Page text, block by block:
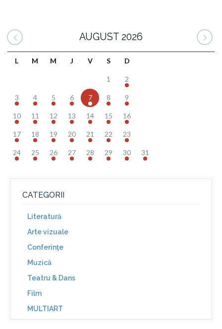
AUGUST 2026
L M M J V S D
1 2
3 4 5 6 7 8 9
10 11 12 13 14 15 16
17 18 19 20 21 22 23
24 25 26 27 28 29 30 31
CATEGORII
Literatură
Arte vizuale
Conferinţe
Muzică
Teatru & Dans
Film
MULTIART